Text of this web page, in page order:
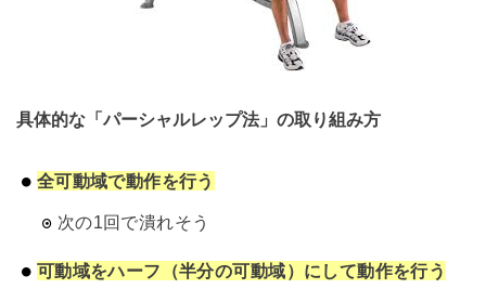
具体的な「パーシャルレップ法」の取り組み方
全可動域で動作を行う
次の1回で潰れそう
可動域をハーフ（半分の可動域）にして動作を行う